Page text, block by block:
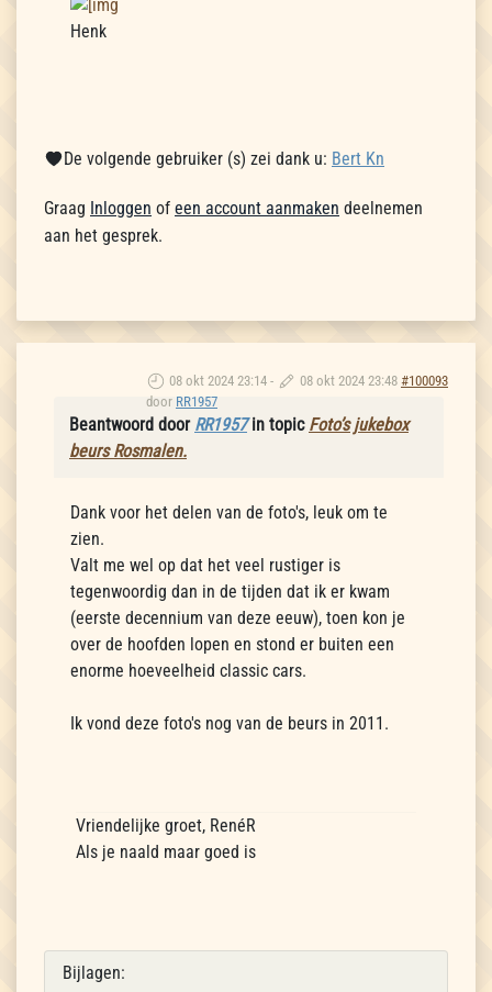
Henk
De volgende gebruiker (s) zei dank u: Bert Kn
Graag Inloggen of een account aanmaken deelnemen
aan het gesprek.
08 okt 2024 23:14 - 08 okt 2024 23:48 #100093
door RR1957
Beantwoord door RR1957in topic Foto’s jukebox
beurs Rosmalen.
Dank voor het delen van de foto's, leuk om te
zien.
Valt me wel op dat het veel rustiger is
tegenwoordig dan in de tijden dat ik er kwam
(eerste decennium van deze eeuw), toen kon je
over de hoofden lopen en stond er buiten een
enorme hoeveelheid classic cars.
Ik vond deze foto's nog van de beurs in 2011.
Vriendelijke groet, RenéR
Als je naald maar goed is
Bijlagen: